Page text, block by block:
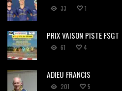
33 1
PRIX VAISON PISTE FSGT
61 4
ADIEU FRANCIS
201 5